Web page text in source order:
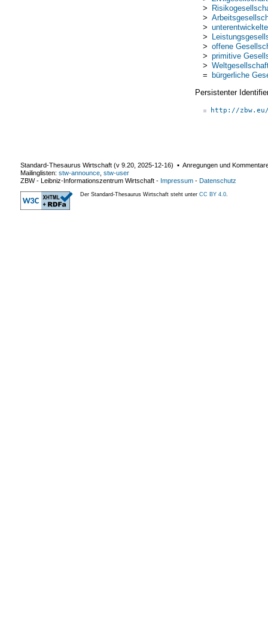
>
>
>
>
> offene
> primitive
>
= bürgerliche
Persistenter
http://
Standard-Thesaurus Wirtschaft (v 9.20 2025-12-16) ▪ Anregungen und
Mailinglisten: stw-announce stw-user
ZBW - Leibniz-Informationszentrum Wirtschaft - Impressum - Datenschutz
Der Standard-Thesaurus Wirtschaft steht unter CC BY 4.0